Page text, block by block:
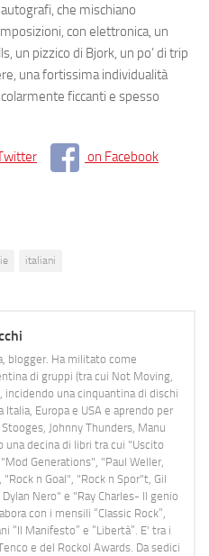
che mischiano
con elettronica, un
un pizzico di Bjork, un po’ di trip
una fortissima individualità
ficcanti e spesso
on Facebook
italiani
blogger. Ha militato come
di gruppi (tra cui Not Moving,
incidendo una cinquantina di dischi
Europa e USA e aprendo per
Johnny Thunders, Manu
una decina di libri tra cui "Uscito
Generations", "Paul Weller,
"Rock n Goal", "Rock n Spor"t, Gil
Nero" e "Ray Charles- Il genio
con i mensili “Classic Rock”,
“Il Manifesto” e “Libertà”. E' tra i
e del Rockol Awards. Da sedici